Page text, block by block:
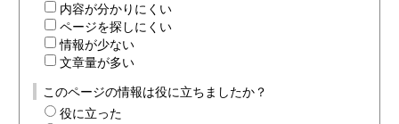
内容が分かりにくい
ページを探しにくい
情報が少ない
文章量が多い
このページの情報は役に立ちましたか？
役に立った